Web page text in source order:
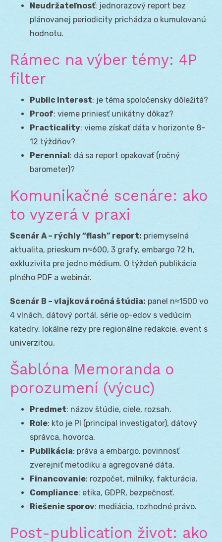
Neudržateľnosť: jednorazový report bez
plánovanej periodicity prichádza o kumulovanú
hodnotu.
Rámec na výber témy: 4P
filter
Public Interest: je téma spoločensky dôležitá?
Proof: vieme priniesť unikátny dôkaz?
Practicality: vieme získať dáta v horizonte 8–
12 týždňov?
Perennial: dá sa report opakovať (ročný
barometer)?
Komunikačné scenáre: ako
to vyzerá v praxi
Scenár A – rýchly “flash” report: priemyselná
aktualita, prieskum n≈600, 3 grafy, embargo 72 h,
exkluzivita pre jedno médium. O týždeň publikácia
plného PDF a webinár.
Scenár B – vlajková ročná štúdia: panel n≈1500 vo
4 vlnách, dátový portál, série op-edov s vedúcim
katedry, lokálne rezy pre regionálne redakcie, event s
univerzitou.
Šablóna Memoranda o
porozumení (výcuc)
Predmet: názov štúdie, ciele, rozsah.
Role: kto je PI (principal investigator), dátový
správca, hovorca.
Publikácia: práva a embargo, povinnosť
zverejniť metodiku a agregované dáta.
Financovanie: rozpočet, milníky, fakturácia.
Compliance: etika, GDPR, bezpečnosť.
Riešenie sporov: mediácia, rozhodné právo.
Post-publication život: ako